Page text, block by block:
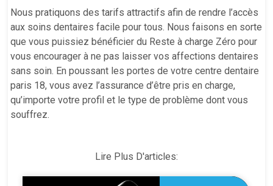
Nous pratiquons des tarifs attractifs afin de rendre l’accès
aux soins dentaires facile pour tous. Nous faisons en sorte
que vous puissiez bénéficier du Reste à charge Zéro pour
vous encourager à ne pas laisser vos affections dentaires
sans soin. En poussant les portes de votre centre dentaire
paris 18, vous avez l’assurance d’être pris en charge,
qu’importe votre profil et le type de problème dont vous
souffrez.
Lire Plus D'articles: